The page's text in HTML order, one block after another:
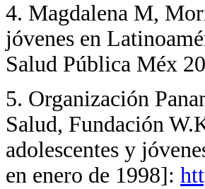
4. Magdalena M,
jóvenes en
Salud Pública Méx
5. Organización
Salud, Fundación
adolescentes y
en enero de 1998]: